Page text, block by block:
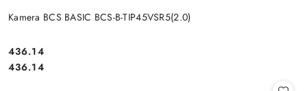
Kamera BCS BASIC BCS-B-TIP45VSR5(2.0)
Cena:
436.14
Cena:
436.14